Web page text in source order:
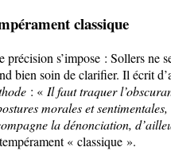
classique
précision s’impose : Sollers ne
bien soin de clarifier. Il écrit
: « Il faut traquer
morales et
la dénonciation,
« classique ».